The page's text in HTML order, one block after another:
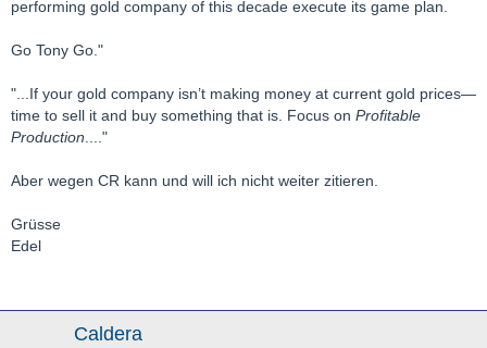
performing gold company of this decade execute its game plan.
Go Tony Go."
"...If your gold company isn’t making money at current gold prices—
time to sell it and buy something that is. Focus on Profitable
Production ...."
Aber wegen CR kann und will ich nicht weiter zitieren.
Grüsse
Edel
Caldera